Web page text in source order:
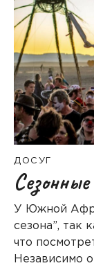
ДОСУГ
У Южной
сезона”, так
что
Независимо